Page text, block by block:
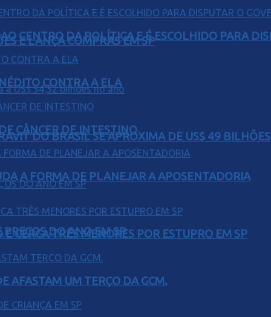
E LANÇA COMPRAS EM SP
DO BRASIL SE APROXIMA DE US$ 49 BILHÕES
DO ANO EM SP
CENTRO DA POLÍTICA E É ESCOLHIDO PARA
CONTRA A ELA
CÂNCER DE INTESTINO
A FORMA DE PLANEJAR A APOSENTADORIA
CERCA TRÊS MENORES POR ESTUPRO EM SP
AFASTAM UM TERÇO DA GCM.